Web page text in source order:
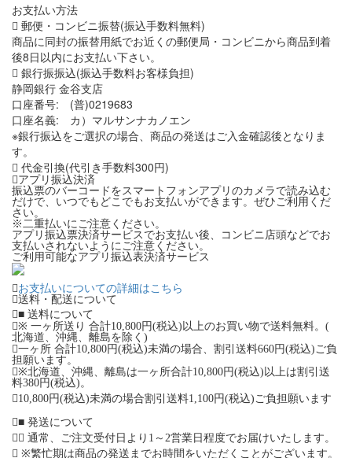
お支払い方法
郵便・コンビニ振替(振込手数料無料)
商品に同封の振替用紙でお近くの郵便局・コンビニから商品到着
後8日以内にお支払い下さい。
銀行振振込(振込手数料お客様負担)
静岡銀行 金谷支店
口座番号: (普)0219683
口座名義: カ）マルサンナカノエン
※銀行振込をご選択の場合、商品の発送はご入金確認後となりま
す。
代金引換(代引き手数料300円)
アプリ振込決済
振込票のバーコードをスマートフォンアプリのカメラで読み込む
だけで、いつでもどこでもお支払いができます。ぜひご利用くだ
さい。
※二重払いにご注意ください。
アプリ振込票決済サービスでお支払い後、コンビニ店頭などでお
支払いされないようにご注意ください。
ご利用可能なアプリ振込表決済サービス
お支払いについての詳細はこちら
送料・配送について
■ 送料について
※ 一ヶ所送り 合計10,800円(税込)以上のお買い物で送料無料。(
北海道、沖縄、離島を除く)
一ヶ所 合計10,800円(税込)未満の場合、割引送料660円(税込)ご負
担願います。
※北海道、沖縄、離島は一ヶ所合計10,800円(税込)以上は割引送
料380円(税込)。
10,800円(税込)未満の場合割引送料1,100円(税込)ご負担願います
■ 発送について
通常、ご注文受付日より1～2営業日程度でお届けいたします。
※繁忙期は商品の発送までお時間をいただくことがございます。